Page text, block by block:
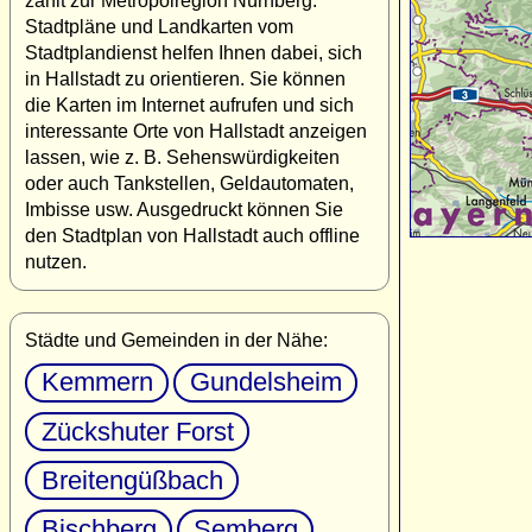
Stadtpläne und Landkarten vom
Stadtplandienst helfen Ihnen dabei, sich
in Hallstadt zu orientieren. Sie können
die Karten im Internet aufrufen und sich
interessante Orte von Hallstadt anzeigen
lassen, wie z. B. Sehenswürdigkeiten
oder auch Tankstellen, Geldautomaten,
Imbisse usw. Ausgedruckt können Sie
den Stadtplan von Hallstadt auch offline
nutzen.
Städte und Gemeinden in der Nähe:
Kemmern
Gundelsheim
Zückshuter Forst
Breitengüßbach